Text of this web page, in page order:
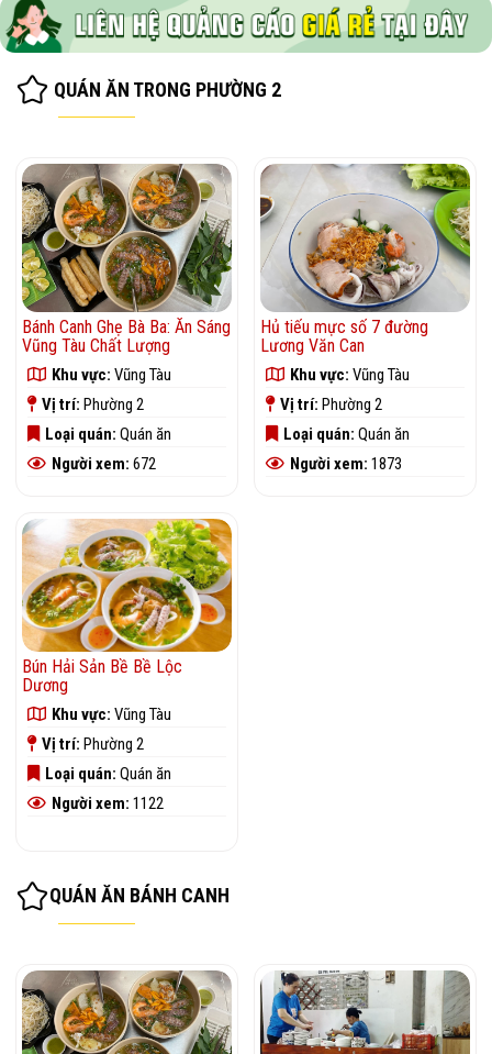
QUÁN ĂN TRONG PHƯỜNG 2
Bánh Canh Ghẹ Bà Ba: Ăn Sáng
Vũng Tàu Chất Lượng
Khu vực: Vũng Tàu
Vị trí: Phường 2
Loại quán: Quán ăn
Người xem: 672
Hủ tiếu mực số 7 đường
Lương Văn Can
Khu vực: Vũng Tàu
Vị trí: Phường 2
Loại quán: Quán ăn
Người xem: 1873
Bún Hải Sản Bề Bề Lộc
Dương
Khu vực: Vũng Tàu
Vị trí: Phường 2
Loại quán: Quán ăn
Người xem: 1122
QUÁN ĂN BÁNH CANH